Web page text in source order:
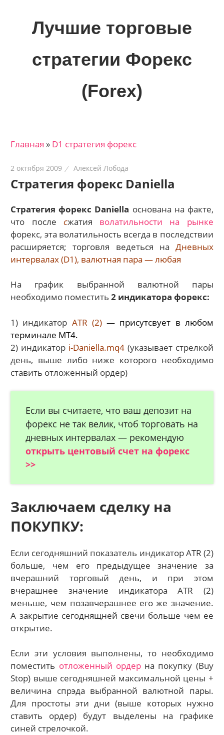
Лучшие торговые
стратегии Форекс
(Forex)
трейдеров
финансовых
рынках:
сигналы,
новости…
Главная » D1 стратегия форекс
2 октября 2009 Алексей Лобода
Стратегия форекс Daniella
Стратегия форекс Daniella основана на факте,
что после сжатия волатильности на рынке
форекс, эта волатильность всегда в последствии
расширяется; торговля ведеться на Дневных
интервалах (D1), валютная пара — любая
На график выбранной валютной пары
необходимо поместить2 индикатора форекс:
1) индикатор ATR (2)— присутсвует в любом
терминале MT4.
2) индикатор i-Daniella.mq4 (указывает стрелкой
день, выше либо ниже которого необходимо
ставить отложенный ордер)
Если вы считаете, что ваш депозит на
форекс не так велик, чтоб торговать на
дневных интервалах — рекомендую
открыть центовый счет на форекс
>>
Заключаем сделку на
ПОКУПКУ:
Если сегодняшний показатель индикатор ATR (2)
больше, чем его предыдущее значение за
вчерашний торговый день, и при этом
вчерашнее значение индикатора ATR (2)
меньше, чем позавчерашнее его же значение.
А закрытие сегоднящней свечи больше чем ее
открытие.
Если эти условия выполнены, то необходимо
поместить отложенный ордерна покупку (Buy
Stop) выше сегодняшней максимальной цены +
величина спрэда выбранной валютной пары.
Для простоты эти дни (выше которых нужно
ставить ордер) будут выделены на графике
синей стрелочкой.